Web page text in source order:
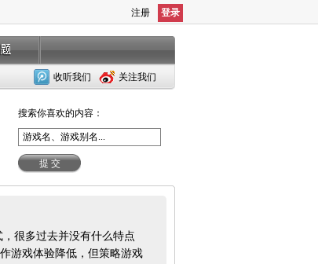
注册 登录
收听我们 关注我们
搜索你喜欢的内容：
提 交
很多过去并没有什么特点
游戏体验降低，但策略游戏